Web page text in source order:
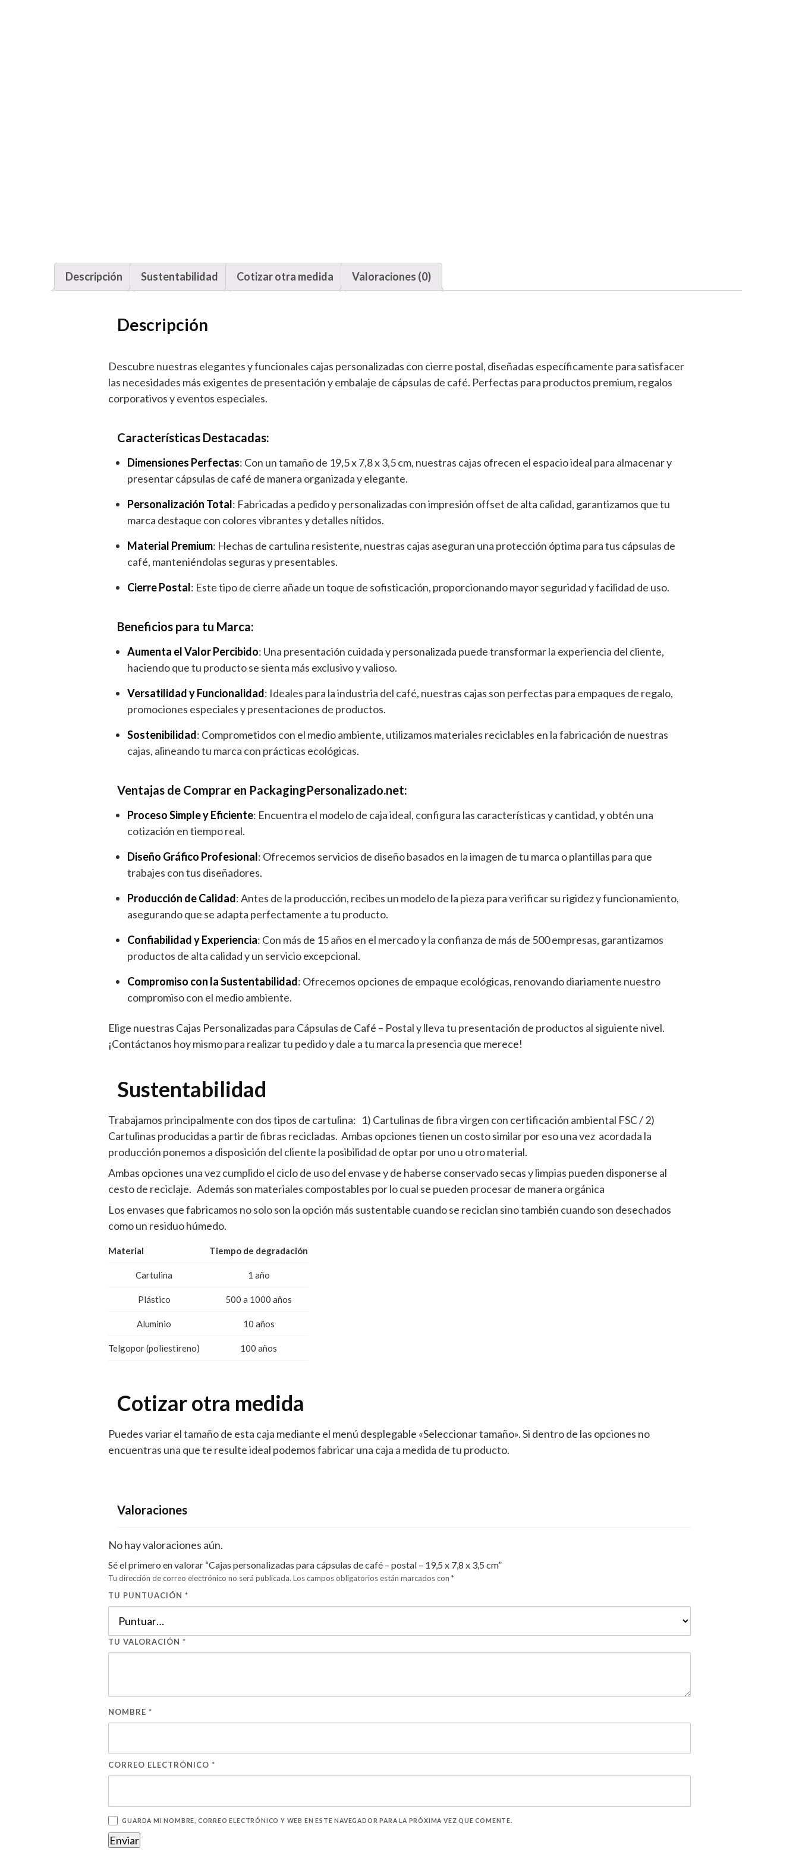
Descripción Sustentabilidad Cotizar otra medida Valoraciones (0)
Descripción
Descubre nuestras elegantes y funcionales cajas personalizadas con cierre postal, diseñadas específicamente para satisfacer
las necesidades más exigentes de presentación y embalaje de cápsulas de café. Perfectas para productos premium, regalos
corporativos y eventos especiales.
Características Destacadas:
Dimensiones Perfectas: Con un tamaño de 19,5 x 7,8 x 3,5 cm, nuestras cajas ofrecen el espacio ideal para almacenar y
presentar cápsulas de café de manera organizada y elegante.
Personalización Total: Fabricadas a pedido y personalizadas con impresión offset de alta calidad, garantizamos que tu
marca destaque con colores vibrantes y detalles nítidos.
Material Premium: Hechas de cartulina resistente, nuestras cajas aseguran una protección óptima para tus cápsulas de
café, manteniéndolas seguras y presentables.
Cierre Postal: Este tipo de cierre añade un toque de sofisticación, proporcionando mayor seguridad y facilidad de uso.
Beneficios para tu Marca:
Aumenta el Valor Percibido: Una presentación cuidada y personalizada puede transformar la experiencia del cliente,
haciendo que tu producto se sienta más exclusivo y valioso.
Versatilidad y Funcionalidad: Ideales para la industria del café, nuestras cajas son perfectas para empaques de regalo,
promociones especiales y presentaciones de productos.
Sostenibilidad: Comprometidos con el medio ambiente, utilizamos materiales reciclables en la fabricación de nuestras
cajas, alineando tu marca con prácticas ecológicas.
Ventajas de Comprar en PackagingPersonalizado.net:
Proceso Simple y Eficiente: Encuentra el modelo de caja ideal, configura las características y cantidad, y obtén una
cotización en tiempo real.
Diseño Gráfico Profesional: Ofrecemos servicios de diseño basados en la imagen de tu marca o plantillas para que
trabajes con tus diseñadores.
Producción de Calidad: Antes de la producción, recibes un modelo de la pieza para verificar su rigidez y funcionamiento,
asegurando que se adapta perfectamente a tu producto.
Confiabilidad y Experiencia: Con más de 15 años en el mercado y la confianza de más de 500 empresas, garantizamos
productos de alta calidad y un servicio excepcional.
Compromiso con la Sustentabilidad: Ofrecemos opciones de empaque ecológicas, renovando diariamente nuestro
compromiso con el medio ambiente.
Elige nuestras Cajas Personalizadas para Cápsulas de Café – Postal y lleva tu presentación de productos al siguiente nivel.
¡Contáctanos hoy mismo para realizar tu pedido y dale a tu marca la presencia que merece!
Sustentabilidad
Trabajamos principalmente con dos tipos de cartulina: 1) Cartulinas de fibra virgen con certificación ambiental FSC / 2)
Cartulinas producidas a partir de fibras recicladas. Ambas opciones tienen un costo similar por eso una vez acordada la
producción ponemos a disposición del cliente la posibilidad de optar por uno u otro material.
Ambas opciones una vez cumplido el ciclo de uso del envase y de haberse conservado secas y limpias pueden disponerse al
cesto de reciclaje. Además son materiales compostables por lo cual se pueden procesar de manera orgánica
Los envases que fabricamos no solo son la opción más sustentable cuando se reciclan sino también cuando son desechados
como un residuo húmedo.
Material Tiempo de degradación
Cartulina 1 año
Plástico 500 a 1000 años
Aluminio 10 años
Telgopor (poliestireno) 100 años
Cotizar otra medida
Puedes variar el tamaño de esta caja mediante el menú desplegable «Seleccionar tamaño». Si dentro de las opciones no
encuentras una que te resulte ideal podemos fabricar una caja a medida de tu producto.
Valoraciones
No hay valoraciones aún.
Sé el primero en valorar “Cajas personalizadas para cápsulas de café – postal – 19,5 x 7,8 x 3,5 cm”
Tu dirección de correo electrónico no será publicada. Los campos obligatorios están marcados con*
TU PUNTUACIÓN*
TU VALORACIÓN*
NOMBRE*
CORREO ELECTRÓNICO*
GUARDA MI NOMBRE, CORREO ELECTRÓNICO Y WEB EN ESTE NAVEGADOR PARA LA PRÓXIMA VEZ QUE COMENTE.